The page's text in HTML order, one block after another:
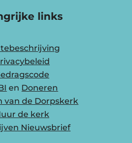
links
en Doneren
van de Dorpskerk
de kerk
Nieuwsbrief